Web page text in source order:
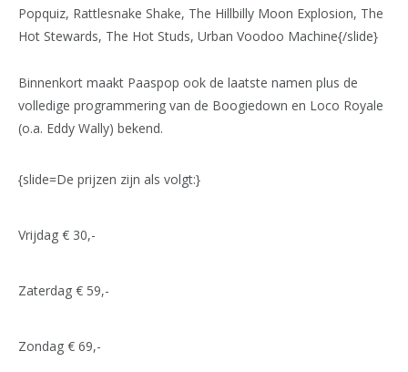
Popquiz, Rattlesnake Shake, The Hillbilly Moon Explosion, The
Hot Stewards, The Hot Studs, Urban Voodoo Machine{/slide}
Binnenkort maakt Paaspop ook de laatste namen plus de
volledige programmering van de Boogiedown en Loco Royale
(o.a. Eddy Wally) bekend.
{slide=De prijzen zijn als volgt:}
Vrijdag € 30,-
Zaterdag € 59,-
Zondag € 69,-